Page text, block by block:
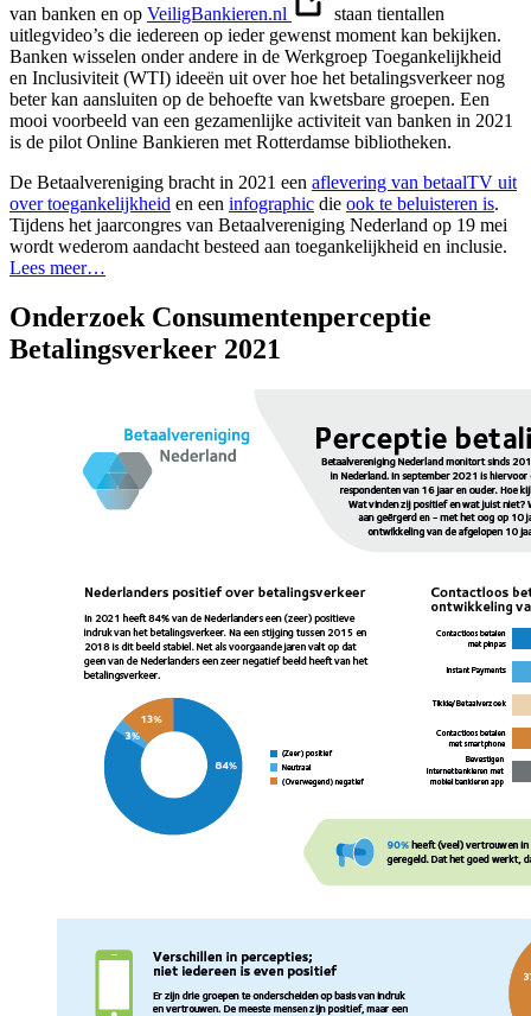
van banken en op VeiligBankieren.nl
staan tientallen
uitlegvideo’s die iedereen op ieder gewenst moment kan bekijken.
Banken wisselen onder andere in de Werkgroep Toegankelijkheid
en Inclusiviteit (WTI) ideeën uit over hoe het betalingsverkeer nog
beter kan aansluiten op de behoefte van kwetsbare groepen. Een
mooi voorbeeld van een gezamenlijke activiteit van banken in 2021
is de pilot Online Bankieren met Rotterdamse bibliotheken.
De Betaalvereniging bracht in 2021 een aflevering van betaalTV uit
over toegankelijkheid en een infographic die ook te beluisteren is.
Tijdens het jaarcongres van Betaalvereniging Nederland op 19 mei
wordt wederom aandacht besteed aan toegankelijkheid en inclusie.
Lees meer…
Onderzoek Consumentenperceptie
Betalingsverkeer 2021